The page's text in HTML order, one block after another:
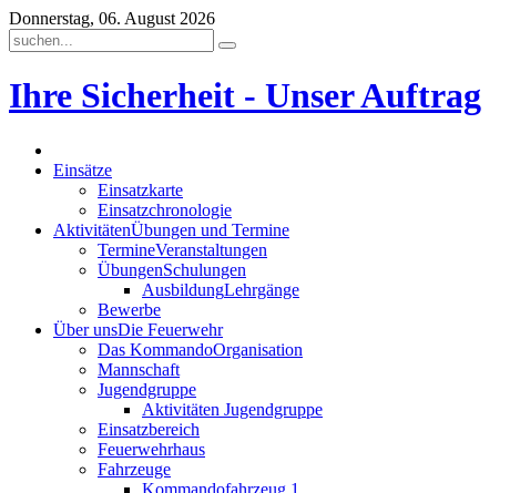
Donnerstag, 06. August 2026
Ihre Sicherheit - Unser Auftrag
Einsätze
Einsatzkarte
Einsatzchronologie
AktivitätenÜbungen und Termine
TermineVeranstaltungen
ÜbungenSchulungen
AusbildungLehrgänge
Bewerbe
Über unsDie Feuerwehr
Das KommandoOrganisation
Mannschaft
Jugendgruppe
Aktivitäten Jugendgruppe
Einsatzbereich
Feuerwehrhaus
Fahrzeuge
Kommandofahrzeug 1